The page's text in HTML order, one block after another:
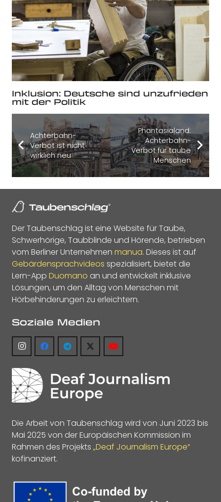
Inklusion: Deutsche sind unzufrieden
mit der Politik
Achterbahn-
Verbot ist nicht
wirklich neu
Phantasialand:
Achterbahn-
Verbot für taube
Menschen
Der Taubenschlag ist eine Website für Taube,
Schwerhörige, Taubblinde und Hörende, betrieben
vom Berliner Unternehmen manua. Dieses ist auf
Gebärdensprachvideos spezialisiert, bietet die
Lern-App Duomano an und entwickelt inklusive
Lösungen, um den Alltag von Menschen mit
Hörbehinderungen zu erleichtern.
Soziale Medien
Die Arbeit von Taubenschlag wird von Juni 2023 bis
Mai 2025 von der Europäischen Kommission im
Rahmen des Projekts „Deaf Journalism Europe“
kofinanziert.